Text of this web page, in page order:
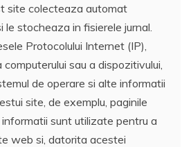
site colecteaza automat
stocheaza in fisierele jurnal.
Protocolului Internet (IP),
sau a dispozitivului,
de operare si alte informatii
site, de exemplu, paginile
sunt utilizate pentru a
web si, datorita acestei